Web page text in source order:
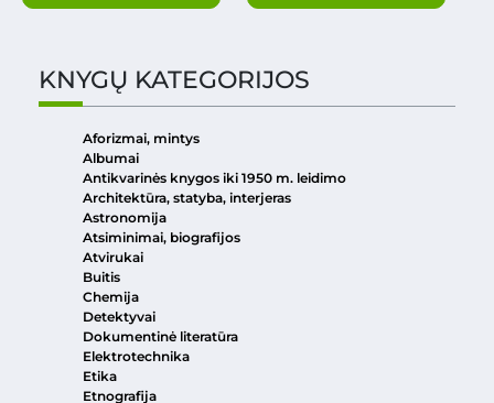
KNYGŲ KATEGORIJOS
Aforizmai, mintys
Albumai
Antikvarinės knygos iki 1950 m. leidimo
Architektūra, statyba, interjeras
Astronomija
Atsiminimai, biografijos
Atvirukai
Buitis
Chemija
Detektyvai
Dokumentinė literatūra
Elektrotechnika
Etika
Etnografija